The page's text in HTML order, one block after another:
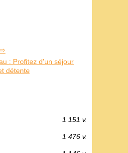
: Profitez d'un séjour
détente
1 151 v.
1 476 v.